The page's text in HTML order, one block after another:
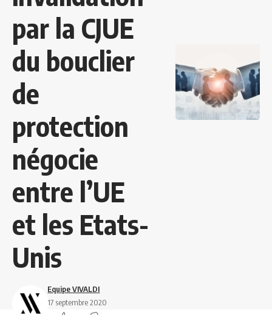
par la CJUE
du bouclier
de
protection
négocie
entre l’UE
et les Etats-
Unis
Equipe VIVALDI
17 septembre 2020